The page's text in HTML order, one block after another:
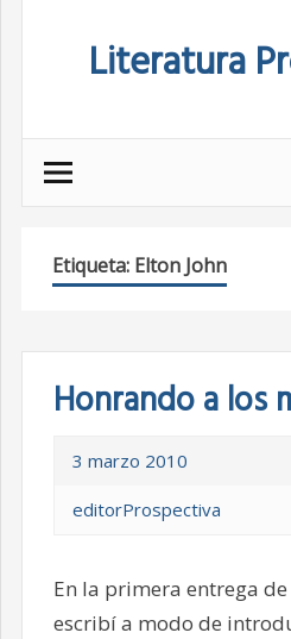
Literatura
Etiqueta: Elton John
Honrando a los
3 marzo 2010
editorProspectiva
En la primera entrega
escribí a modo de